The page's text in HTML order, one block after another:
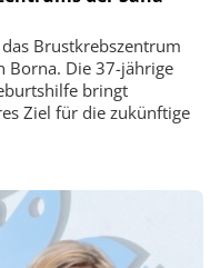
Brustkrebszentrum
Borna. Die 37-jährige
bringt
Ziel für die zukünftige